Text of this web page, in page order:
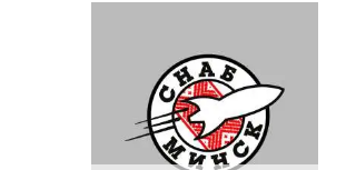
Масла и смазки
Крепеж и фурнитура